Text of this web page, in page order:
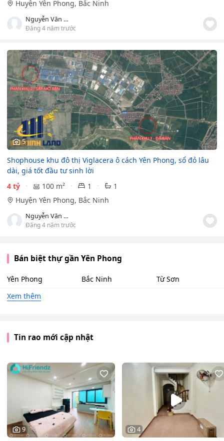
Huyện Yên Phong, Bắc Ninh
Nguyễn Văn Lộc
Đăng 4 năm trước
5
Shophouse khu đô thị Viglacera ô cách Yên Phong, sổ đỏ lâu
dài, giá tốt đầu tư sinh lời
4 tỷ
100 m² 1
1
Huyện Yên Phong, Bắc Ninh
Nguyễn Văn Lộc
Đăng 4 năm trước
Bán biệt thự gần Yên Phong
Yên Phong Bắc Ninh
Từ Sơn
Xem thêm
Tin rao mới cập nhật
9 4